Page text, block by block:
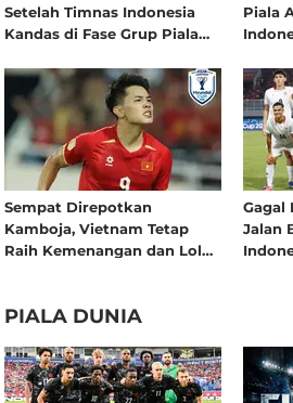
Setelah Timnas Indonesia
Kandas di Fase Grup Piala
Piala
Fase
Sempat Direpotkan
Kamboja, Vietnam Tetap
Raih Kemenangan dan Lolos
Gagal
Jalan
PIALA DUNIA